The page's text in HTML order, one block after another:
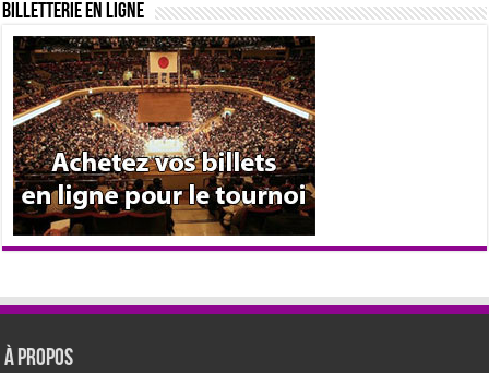
Billetterie en ligne
À propos